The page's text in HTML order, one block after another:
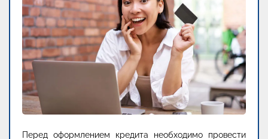
Перед оформлением кредита необходимо провести